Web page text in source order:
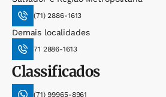
(71) 2886-1613
Demais localidades
71 2886-1613
Classificados
(71) 99965-8961